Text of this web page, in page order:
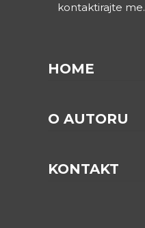
kontaktirajte me.
HOME
O AUTORU
KONTAKT